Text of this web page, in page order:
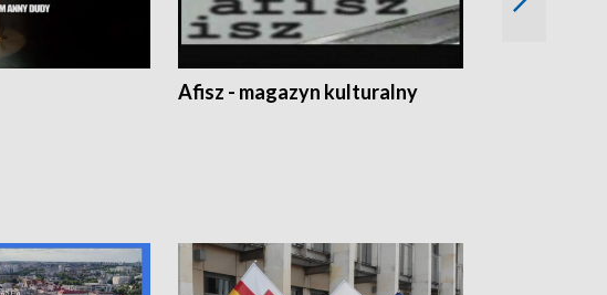
Afisz - magazyn kulturalny